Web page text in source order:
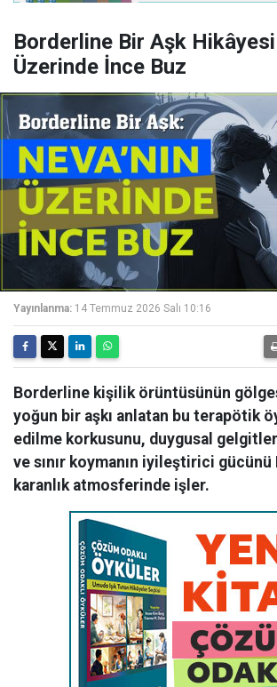
Borderline Bir Aşk Hikâyesi
Üzerinde İnce Buz
Yayınlanma: 14 Temmuz 2026 Salı 10:16
Borderline kişilik örüntüsünün
yoğun bir aşkı anlatan bu terapötik
edilme korkusunu, duygusal
ve sınır koymanın iyileştirici gücünü
karanlık atmosferinde işler.